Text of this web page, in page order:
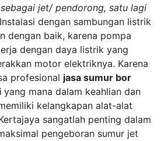
jet/ pendorong, satu lagi
dengan sambungan listrik
dengan baik, karena pompa
dengan daya listrik yang
motor elektriknya. Karena
profesional jasa sumur bor
yang mana dalam keahlian dan
kelangkapan alat-alat
sangatlah penting dalam
pengeboran sumur jet